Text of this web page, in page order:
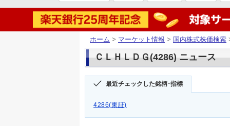
ホーム > マーケット情報 > 国内株式株価検索
ＣＬＨＬＤＧ(4286) ニュース
最近チェックした銘柄･指標
4286(東証)